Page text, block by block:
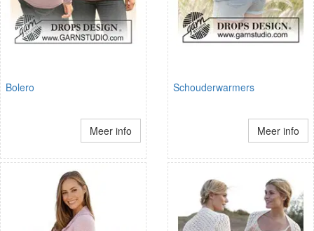
Bolero
Meer info
Schouderwarmers
Meer info